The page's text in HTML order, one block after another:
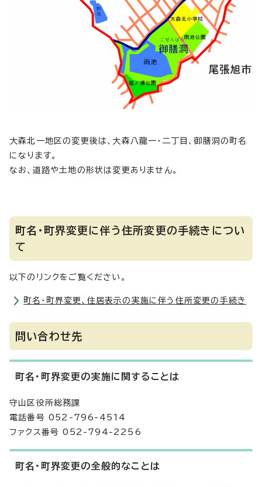
大森北一地区の変更後は、大森八龍一・二丁目、御膳洞の町名
になります。
なお、道路や土地の形状は変更ありません。
町名・町界変更に伴う住所変更の手続きについ
て
以下のリンクをご覧ください。
町名・町界変更、住居表示の実施に伴う住所変更の手続き
問い合わせ先
町名・町界変更の実施に関することは
守山区役所総務課
電話番号 052-796-4514
ファクス番号 052-794-2256
町名・町界変更の全般的なことは